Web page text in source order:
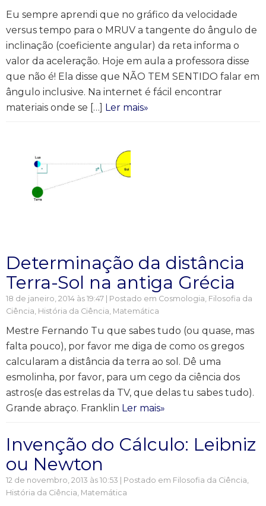
Eu sempre aprendi que no gráfico da velocidade
versus tempo para o MRUV a tangente do ângulo de
inclinação (coeficiente angular) da reta informa o
valor da aceleração. Hoje em aula a professora disse
que não é! Ela disse que NÃO TEM SENTIDO falar em
ângulo inclusive. Na internet é fácil encontrar
materiais onde se […] Ler mais»
Determinação da distância
Terra-Sol na antiga Grécia
18 de janeiro, 2014 às 19:47 | Postado em Cosmologia, Filosofia da
Ciência, História da Ciência, Matemática
Mestre Fernando Tu que sabes tudo (ou quase, mas
falta pouco), por favor me diga de como os gregos
calcularam a distância da terra ao sol. Dê uma
esmolinha, por favor, para um cego da ciência dos
astros(e das estrelas da TV, que delas tu sabes tudo).
Grande abraço. Franklin Ler mais»
Invenção do Cálculo: Leibniz
ou Newton
12 de novembro, 2013 às 10:53 | Postado em Filosofia da Ciência,
História da Ciência, Matemática